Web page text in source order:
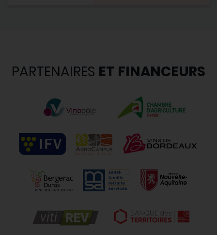
PARTENAIRES ET FINANCEURS